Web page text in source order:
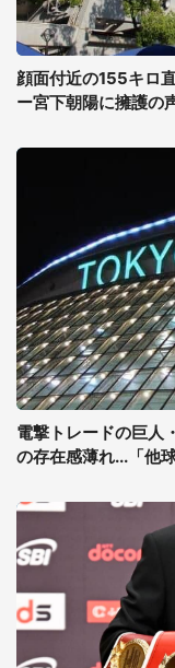
顔面付近の155キロ
ー宮下朝陽に擁護の
電撃トレードの巨人
の存在感薄れ...「他